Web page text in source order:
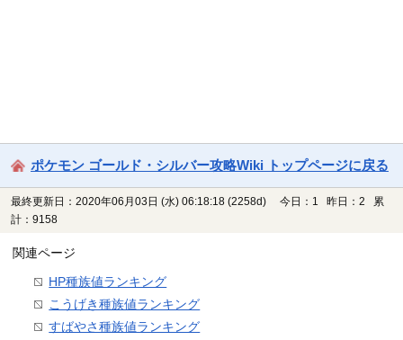
ポケモン ゴールド・シルバー攻略Wiki トップページに戻る
最終更新日：2020年06月03日 (水) 06:18:18 (2258d)
今日：1 昨日：2 累
計：9158
関連ページ
HP種族値ランキング
こうげき種族値ランキング
すばやさ種族値ランキング